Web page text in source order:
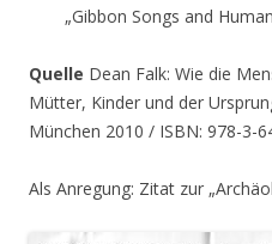
„Gibbon Songs and
Quelle Dean Falk: Wie die
Mütter, Kinder und der
München 2010 / ISBN: 978-3-
Als Anregung: Zitat zur